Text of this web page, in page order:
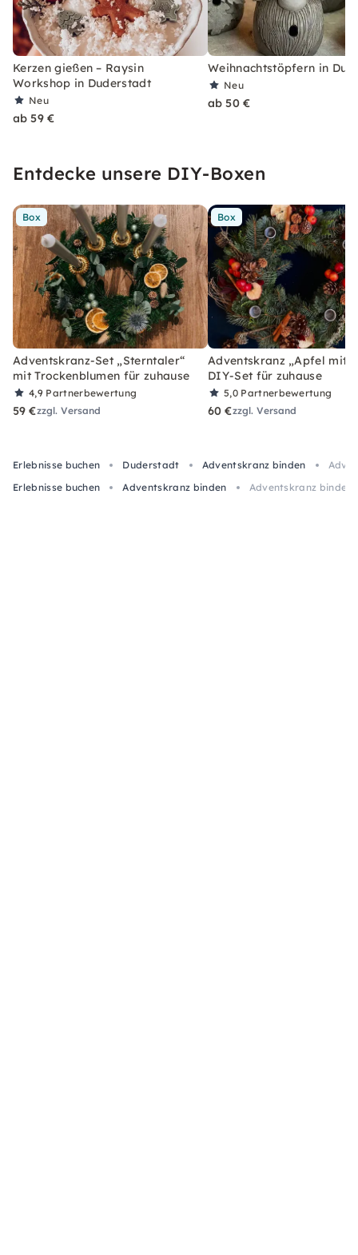
Kerzen gießen – Raysin
Workshop in Duderstadt
Neu
ab 59 €
Weihnachtstöpfern in
Neu
ab 50 €
Entdecke unsere DIY-Boxen
Box
Adventskranz-Set „Sterntaler“
mit Trockenblumen für zuhause
4,9 Partnerbewertung
59 €zzgl. Versand
Box
Adventskranz „Apfel mit
DIY-Set für zuhause
5,0 Partnerbewertung
60 €zzgl. Versand
Erlebnisse buchen Duderstadt Adventskranz binden
Erlebnisse buchen
Adventskranz binden Adventskranz binden